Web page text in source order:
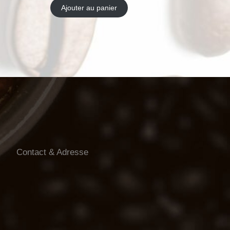
Ajouter au panier
Contact & Adresse